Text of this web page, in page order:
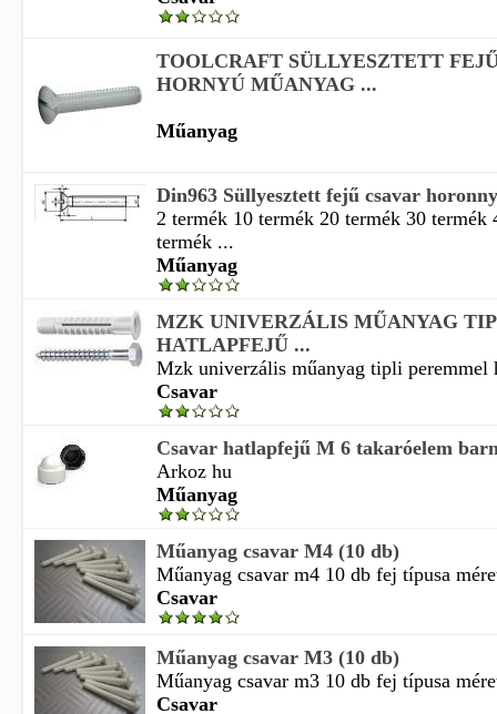
TOOLCRAFT SÜLLYESZTETT
HORNYÚ MŰANYAG ...
Műanyag
Din963 Süllyesztett fejű csavar
2 termék 10 termék 20 termék 30 termék
termék ...
Műanyag
MZK UNIVERZÁLIS MŰANYAG
HATLAPFEJŰ ...
Mzk univerzális műanyag tipli peremmel
Csavar
Csavar hatlapfejű M 6 takaróelem
Arkoz hu
Műanyag
Műanyag csavar M4 (10 db)
Műanyag csavar m4 10 db fej típusa
Csavar
Műanyag csavar M3 (10 db)
Műanyag csavar m3 10 db fej típusa
Csavar